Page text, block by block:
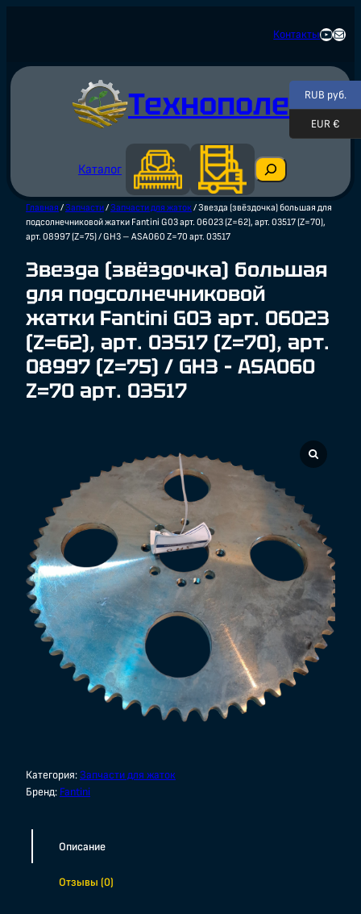
Контактыhttps://
Технополе
Каталог
П
о
и
с
Главная /Запчасти/Запчасти для жаток/ Звезда (звёздочка) большая для
подсолнечниковой жатки Fantini G03 арт. 06023 (Z=62), арт. 03517 (Z=70),
арт. 08997 (Z=75) / GH3 – ASA060 Z=70 арт. 03517
Звезда (звёздочка) большая
для подсолнечниковой
жатки Fantini G03 арт. 06023
(Z=62), арт. 03517 (Z=70), арт.
08997 (Z=75) / GH3 – ASA060
Z=70 арт. 03517
Категория: Запчасти для жаток
Бренд: Fantini
Описание
Отзывы (0)
RUB руб.
EUR €